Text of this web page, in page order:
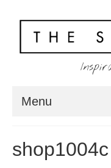
Menu
About
shop1004c